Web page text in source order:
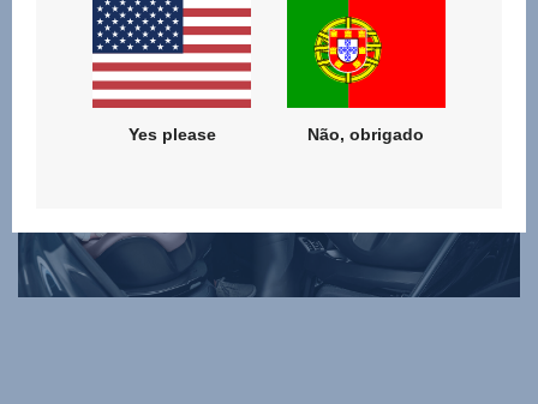
CLIQUE PARA COMPARAR
Yes please Não, obrigado